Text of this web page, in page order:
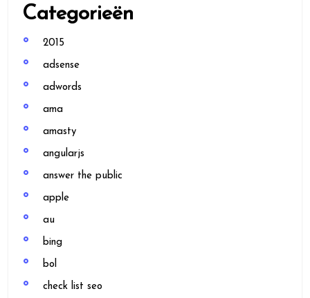
Categorieën
2015
adsense
adwords
ama
amasty
angularjs
answer the public
apple
au
bing
bol
check list seo